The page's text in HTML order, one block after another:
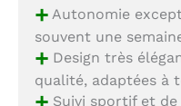
+Autonomie
souvent une
+Design très
qualité, adaptées à
Suivi sportif et de